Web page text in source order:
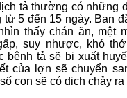
tả thường có những
từ 5 đến 15 ngày. Ban
thấy chán ăn, mệt
suy nhược, khó
bệnh tả sẽ bị xuất
của lợn sẽ chuyển
con sẽ có dịch chảy